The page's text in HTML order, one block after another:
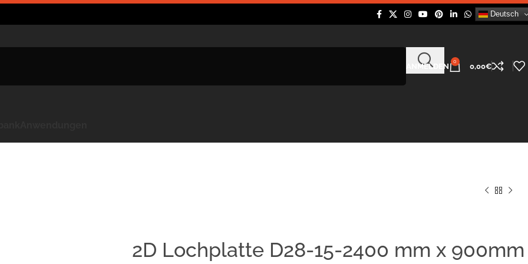
Deutsch
ANMELDEN
0
0,00€
2D Lochplatte D28-15-2400 mm x 900mm